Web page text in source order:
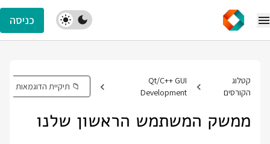
כניסה
קטלוג
הקורסים
Qt/C++ GUI
Development
📁 תיקיית הדוגמאות
ממשק המשתמש הראשון שלנו